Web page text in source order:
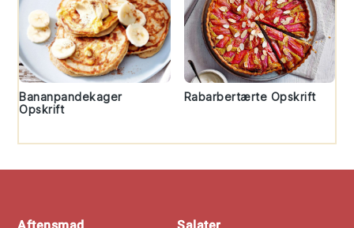
Bananpandekager
Opskrift
Rabarbertærte Opskrift